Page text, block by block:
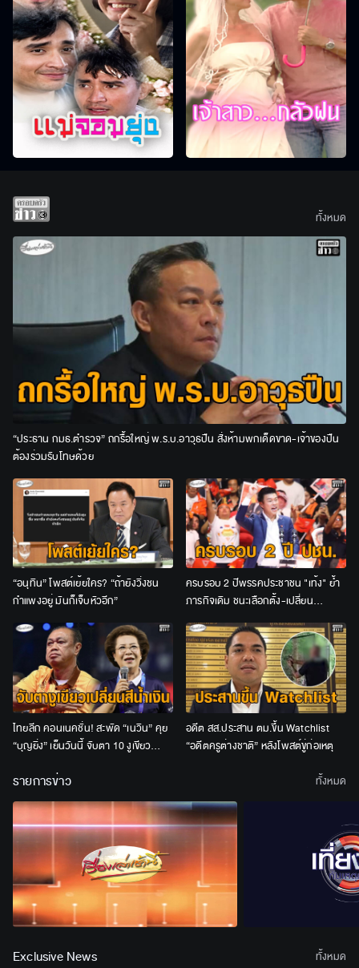
“ประธาน กมธ.ตำรวจ” ถกรื้อใหญ่ พ.ร.บ.อาวุธปืน สั่งห้ามพกเด็ดขาด-เจ้าของปืน
ต้องร่วมรับโทษด้วย
“อนุทิน” โพสต์เย้ยใคร? “ถ้ายังวิ่งชน
กำแพงอยู่ มันก็เจ็บหัวอีก”
ครบรอบ 2 ปีพรรคประชาชน "เท้ง" ย้ำ
ภารกิจเดิม ชนะเลือกตั้ง-เปลี่ยน
ประเทศ-คืนอำนาจให้ประชาชน
ไทยลีก คอนเนคชั่น! สะพัด “เนวิน” คุย
“บุญยิ่ง” เย็นวันนี้ จับตา 10 งูเขียว
อดีต สส.ประสาน ตม.ขึ้น Watchlist
“อดีตครูต่างชาติ” หลังโพสต์ขู่ก่อเหตุ
ทั้งหมด
รายการข่าว ทั้งหมด
Exclusive News ทั้งหมด